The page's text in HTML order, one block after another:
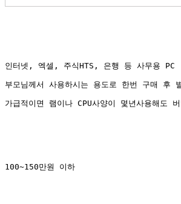
인터넷, 엑셀, 주식HTS, 은행 등 사무용 PC
부모님께서 사용하시는 용도로 한번 구매 후
가급적이면 램이나 CPU사양이 몇년사용해도
100~150만원 이하